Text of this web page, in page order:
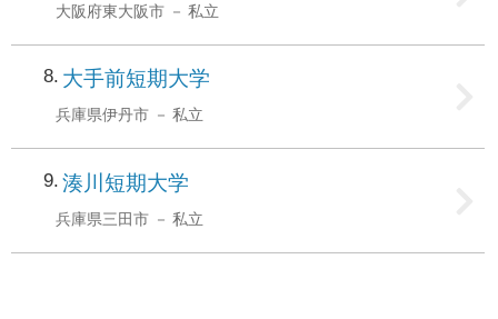
大阪府東大阪市 私立
8 大手前短期大学
兵庫県伊丹市 私立
9 湊川短期大学
兵庫県三田市 私立